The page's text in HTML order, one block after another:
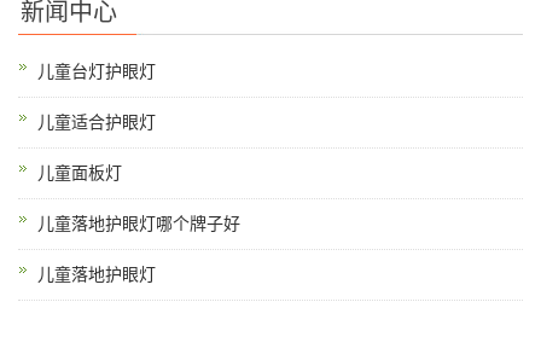
新闻中心
儿童台灯护眼灯
儿童适合护眼灯
儿童面板灯
儿童落地护眼灯哪个牌子好
儿童落地护眼灯